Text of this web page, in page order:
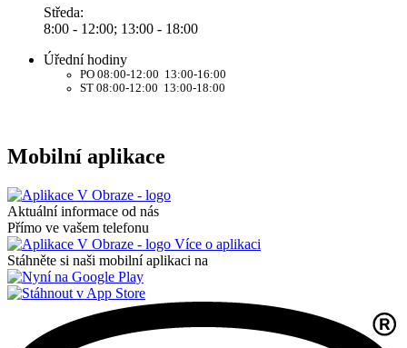
Středa:
8:00 - 12:00; 13:00 - 18:00
Úřední hodiny
PO 08:00-12:00 13:00-16:00
ST 08:00-12:00 13:00-18:00
Mobilní aplikace
Aktuální informace od nás
Přímo ve vašem telefonu
Více o aplikaci
Stáhněte si naši mobilní aplikaci na